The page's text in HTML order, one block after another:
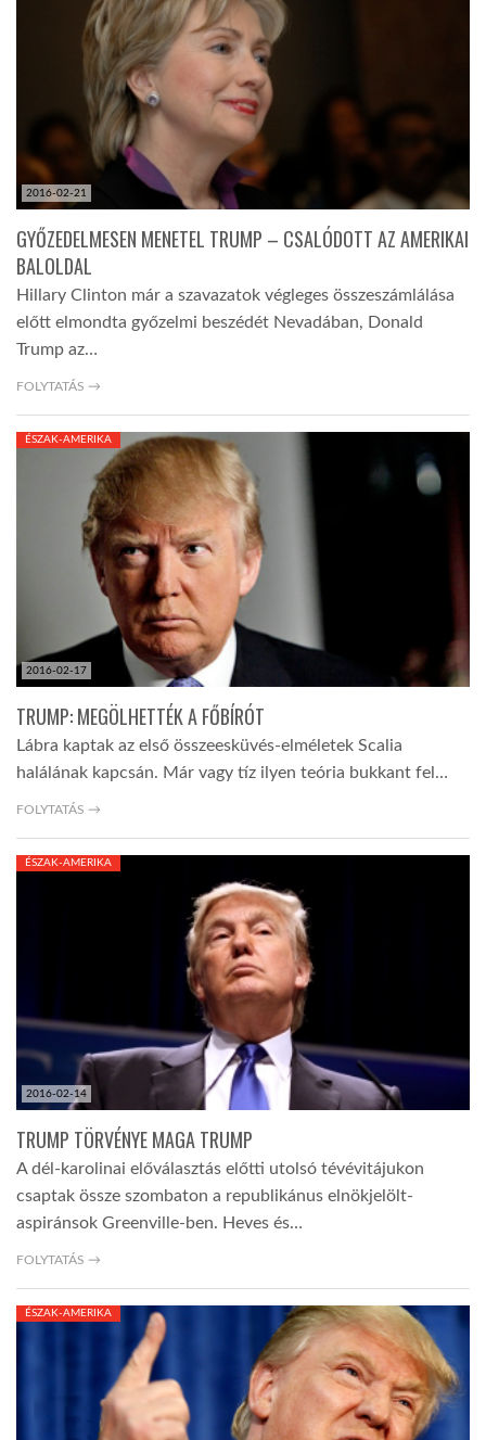
TROPICALMAGAZIN
GLOBOTV
AFRIKA TUDÁSTÁR
LINKTR.EE
GLOBOZSARU
DOBRAVERO.HU
LATIMO.HU
GLOBOBOOK
2016-02-21
GYŐZEDELMESEN MENETEL TRUMP – CSALÓDOTT AZ AMERIKAI
BALOLDAL
Hillary Clinton már a szavazatok végleges összeszámlálása
előtt elmondta győzelmi beszédét Nevadában, Donald
Trump az…
FOLYTATÁS →
2016-02-17
ÉSZAK-AMERIKA
TRUMP: MEGÖLHETTÉK A FŐBÍRÓT
Lábra kaptak az első összeesküvés-elméletek Scalia
halálának kapcsán. Már vagy tíz ilyen teória bukkant fel…
FOLYTATÁS →
2016-02-14
ÉSZAK-AMERIKA
TRUMP TÖRVÉNYE MAGA TRUMP
A dél-karolinai előválasztás előtti utolsó tévévitájukon
csaptak össze szombaton a republikánus elnökjelölt-
aspiránsok Greenville-ben. Heves és…
FOLYTATÁS →
ÉSZAK-AMERIKA